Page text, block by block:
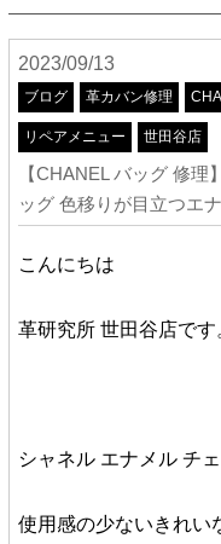
2023/09/13
ブログ 革カバン修理
リペアメニュー 世田谷店
【CHANEL バッグ 修
ッグ 色移りが目立つエ
こんにちは
革研究所 世田谷店です
シャネル エナメル チ
使用感の少ないきれい